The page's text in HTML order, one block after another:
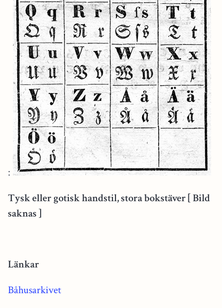
:
Tysk eller gotisk handstil, stora bokstäver [ Bild
saknas ]
Länkar
Båhusarkivet